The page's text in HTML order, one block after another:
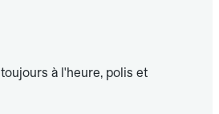
à l'heure, polis et